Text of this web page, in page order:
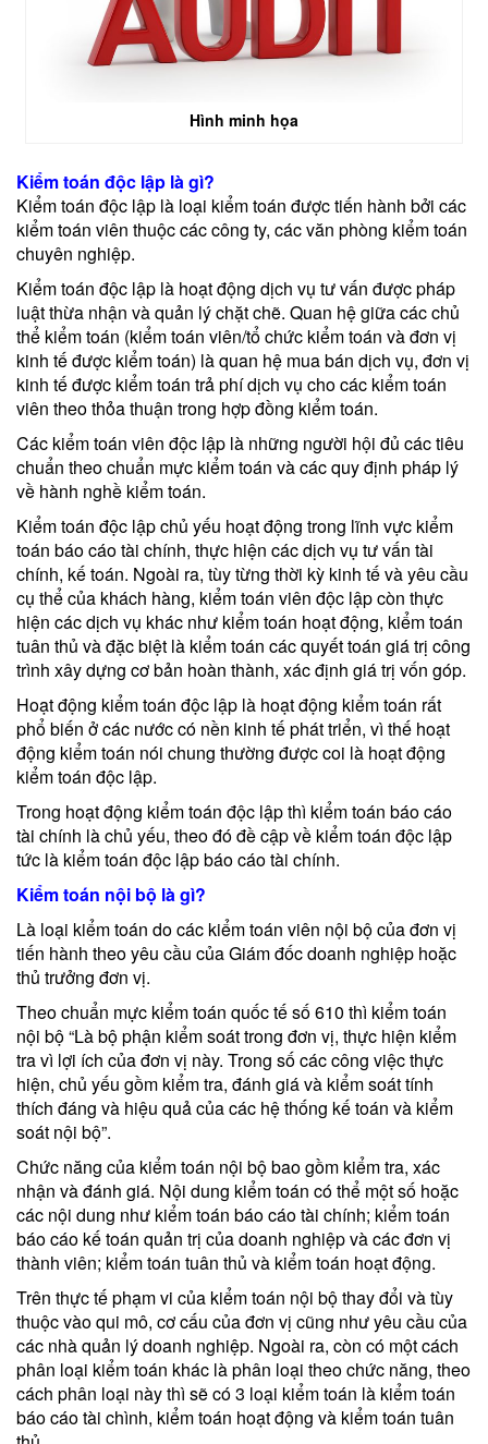
Hình minh họa
Kiểm toán độc lập là gì?
Kiểm toán độc lập là loại kiểm toán được tiến hành bởi các
kiểm toán viên thuộc các công ty, các văn phòng kiểm toán
chuyên nghiệp.
Kiểm toán độc lập là hoạt động dịch vụ tư vấn được pháp
luật thừa nhận và quản lý chặt chẽ. Quan hệ giữa các chủ
thể kiểm toán (kiểm toán viên/tổ chức kiểm toán và đơn vị
kinh tế được kiểm toán) là quan hệ mua bán dịch vụ, đơn vị
kinh tế được kiểm toán trả phí dịch vụ cho các kiểm toán
viên theo thỏa thuận trong hợp đồng kiểm toán.
Các kiểm toán viên độc lập là những người hội đủ các tiêu
chuẩn theo chuẩn mực kiểm toán và các quy định pháp lý
về hành nghề kiểm toán.
Kiểm toán độc lập chủ yếu hoạt động trong lĩnh vực kiểm
toán báo cáo tài chính, thực hiện các dịch vụ tư vấn tài
chính, kế toán. Ngoài ra, tùy từng thời kỳ kinh tế và yêu cầu
cụ thể của khách hàng, kiểm toán viên độc lập còn thực
hiện các dịch vụ khác như kiểm toán hoạt động, kiểm toán
tuân thủ và đặc biệt là kiểm toán các quyết toán giá trị công
trình xây dựng cơ bản hoàn thành, xác định giá trị vốn góp.
Hoạt động kiểm toán độc lập là hoạt động kiểm toán rất
phổ biến ở các nước có nền kinh tế phát triển, vì thế hoạt
động kiểm toán nói chung thường được coi là hoạt động
kiểm toán độc lập.
Trong hoạt động kiểm toán độc lập thì kiểm toán báo cáo
tài chính là chủ yếu, theo đó đề cập về kiểm toán độc lập
tức là kiểm toán độc lập báo cáo tài chính.
Kiểm toán nội bộ là gì?
Là loại kiểm toán do các kiểm toán viên nội bộ của đơn vị
tiến hành theo yêu cầu của Giám đốc doanh nghiệp hoặc
thủ trưởng đơn vị.
Theo chuẩn mực kiểm toán quốc tế số 610 thì kiểm toán
nội bộ “Là bộ phận kiểm soát trong đơn vị, thực hiện kiểm
tra vì lợi ích của đơn vị này. Trong số các công việc thực
hiện, chủ yếu gồm kiểm tra, đánh giá và kiểm soát tính
thích đáng và hiệu quả của các hệ thống kế toán và kiểm
soát nội bộ”.
Chức năng của kiểm toán nội bộ bao gồm kiểm tra, xác
nhận và đánh giá. Nội dung kiểm toán có thể một số hoặc
các nội dung như kiểm toán báo cáo tài chính; kiểm toán
báo cáo kế toán quản trị của doanh nghiệp và các đơn vị
thành viên; kiểm toán tuân thủ và kiểm toán hoạt động.
Trên thực tế phạm vi của kiểm toán nội bộ thay đổi và tùy
thuộc vào qui mô, cơ cấu của đơn vị cũng như yêu cầu của
các nhà quản lý doanh nghiệp. Ngoài ra, còn có một cách
phân loại kiểm toán khác là phân loại theo chức năng, theo
cách phân loại này thì sẽ có 3 loại kiểm toán là kiểm toán
báo cáo tài chình, kiểm toán hoạt động và kiểm toán tuân